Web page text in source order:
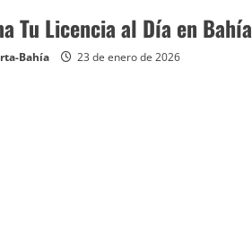
Tu Licencia al Día en Bahía
Bahía 23 de enero de 2026